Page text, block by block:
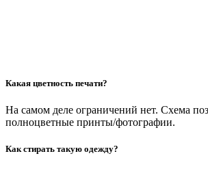
Какая цветность печати?
На самом деле ограничений нет. Схема
полноцветные принты/фотографии.
Как стирать такую одежду?